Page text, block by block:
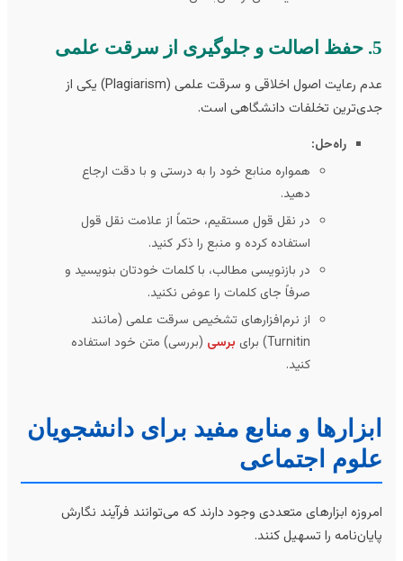
عدم رعایت اصول اخلاقی و سرقت علمی (Plagiarism) یکی از
تخلفات دانشگاهی است.
راه‌حل:
همواره منابع خود را به درستی و با دقت ارجاع
در نقل قول مستقیم، حتماً از علامت نقل قول
استفاده کرده و منبع را ذکر کنید.
در بازنویسی مطالب، با کلمات خودتان بنویسید و
صرفاً جای کلمات را عوض نکنید.
از نرم‌افزارهای تشخیص سرقت علمی (مانند
Turnitin) برای
برسی (بررسی) متن خود استفاده
و منابع مفید برای دانشجویان
اجتماعی
ابزارهای متعددی وجود دارند که می‌توانند فرآیند نگارش
را تسهیل کنند.